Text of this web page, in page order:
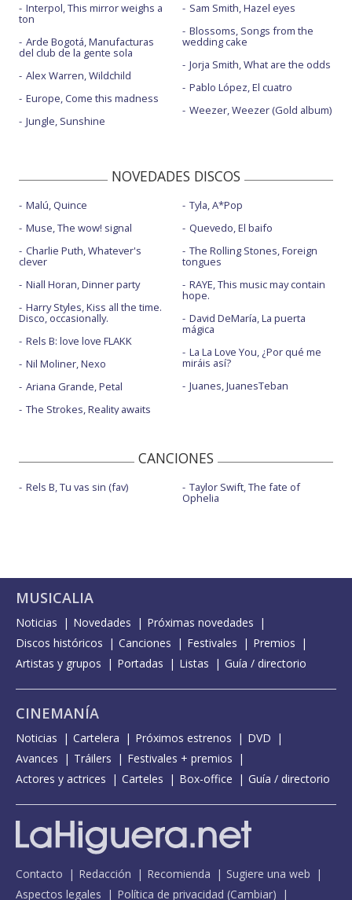
Interpol, This mirror weighs a
ton
Arde Bogotá, Manufacturas
del club de la gente sola
Alex Warren, Wildchild
Europe, Come this madness
Jungle, Sunshine
Sam Smith, Hazel eyes
Blossoms, Songs from the
wedding cake
Jorja Smith, What are the odds
Pablo López, El cuatro
Weezer, Weezer (Gold album)
NOVEDADES DISCOS
Malú, Quince
Muse, The wow! signal
Charlie Puth, Whatever's
clever
Niall Horan, Dinner party
Harry Styles, Kiss all the time.
Disco, occasionally.
Rels B: love love FLAKK
Nil Moliner, Nexo
Ariana Grande, Petal
The Strokes, Reality awaits
Tyla, A*Pop
Quevedo, El baifo
The Rolling Stones, Foreign
tongues
RAYE, This music may contain
hope.
David DeMaría, La puerta
mágica
La La Love You, ¿Por qué me
miráis así?
Juanes, JuanesTeban
CANCIONES
Rels B, Tu vas sin (fav) Taylor Swift, The fate of
Ophelia
MUSICALIA
Noticias Novedades
Próximas novedades
Discos históricos
Canciones Festivales
Premios
Artistas y grupos
Portadas Listas Guía / directorio
CINEMANÍA
Noticias Cartelera Próximos estrenos
DVD
Avances
Tráilers
Festivales + premios
Actores y actrices
Carteles Box-office Guía / directorio
Contacto Redacción Recomienda
Sugiere una web
Aspectos legales
Política de privacidad (Cambiar)